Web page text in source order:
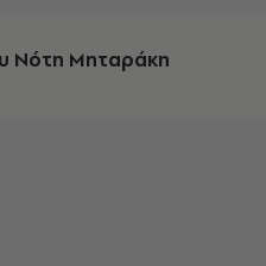
Νότη Μηταράκη